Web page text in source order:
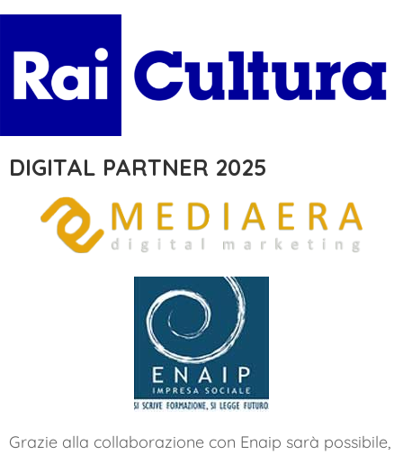
DIGITAL PARTNER 2025
Grazie alla collaborazione con Enaip sarà possibile,